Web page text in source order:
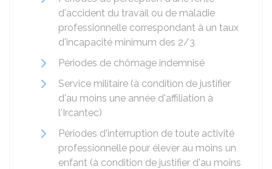
d'accident du travail ou de maladie
professionnelle correspondant à un taux
d'incapacité minimum des 2/3
Périodes de chômage indemnisé
Service militaire (à condition de justifier
d'au moins une année d'affiliation à
l'Ircantec)
Périodes d'interruption de toute activité
professionnelle pour élever au moins un
enfant (à condition de justifier d'au moins